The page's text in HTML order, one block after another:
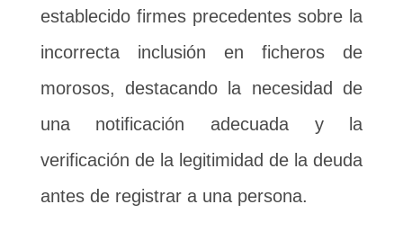
establecido firmes precedentes sobre la
incorrecta inclusión en ficheros de
morosos, destacando la necesidad de
una notificación adecuada y la
verificación de la legitimidad de la deuda
antes de registrar a una persona.